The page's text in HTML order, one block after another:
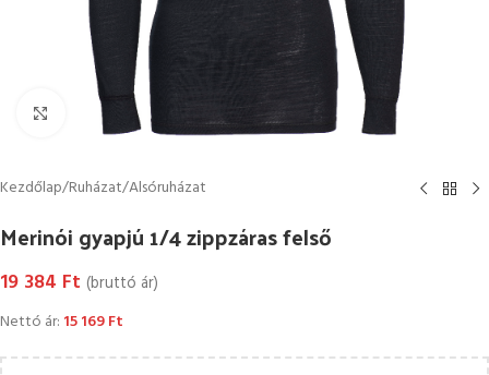
Kattintson a nagyításhoz
Kezdőlap/Ruházat/Alsóruházat
Merinói gyapjú 1/4 zippzáras felső
19 384 Ft (bruttó ár)
Nettó ár: 15 169Ft